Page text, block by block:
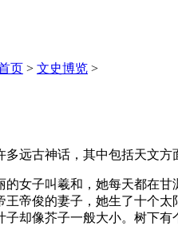
页 > 文史博览 >
远古神话，其中包括天文
女子叫羲和，她每天都在
帝俊的妻子，她生了十个
却像芥子一般大小。树下